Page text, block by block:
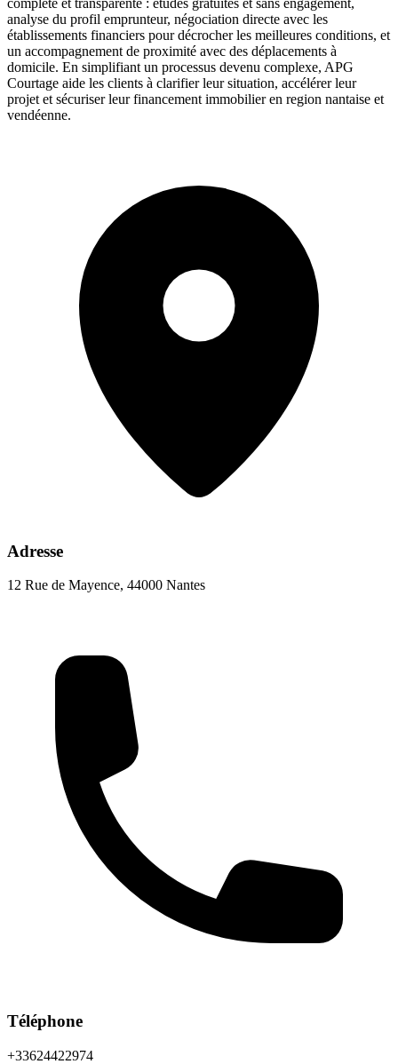
analyse du profil emprunteur, négociation directe avec les
établissements financiers pour décrocher les meilleures conditions, et
un accompagnement de proximité avec des déplacements à
domicile. En simplifiant un processus devenu complexe, APG
Courtage aide les clients à clarifier leur situation, accélérer leur
projet et sécuriser leur financement immobilier en region nantaise et
vendéenne.
Adresse
12 Rue de Mayence, 44000 Nantes
Téléphone
+33624422974